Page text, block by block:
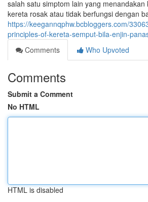
salah satu simptom lain yang menandakan
kereta rosak atau tidak berfungsi dengan
https://keegannqphw.bcbloggers.com/
principles-of-kereta-semput-bila-enjin-
Comments
Who Upvoted
Comments
Submit a Comment
No HTML
HTML is disabled